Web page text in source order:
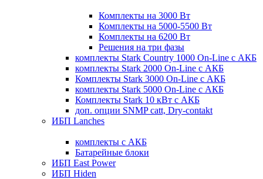
Комплекты на 3000 Вт
Комплекты на 5000-5500 Вт
Комплекты на 6200 Вт
Решения на три фазы
комплекты Stark Country 1000 On-Line с АКБ
комплекты Stark 2000 On-Line с АКБ
Комплекты Stark 3000 On-Line с АКБ
комплекты Stark 5000 On-Line с АКБ
Комплекты Stark 10 кВт с АКБ
доп. опции SNMP catt, Dry-contakt
ИБП Lanches
комплекты с АКБ
Батарейные блоки
ИБП East Power
ИБП Hiden